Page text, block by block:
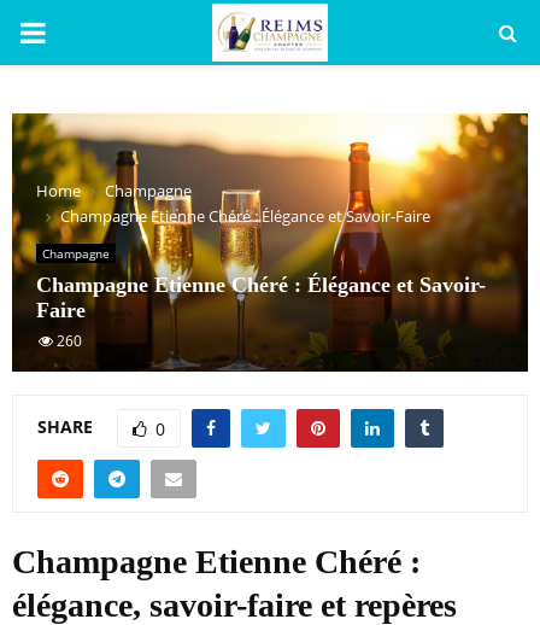
PRIMARY
Home
Champagne
Champagne Etienne Chéré : Élégance et Savoir-Faire
Champagne
Champagne Etienne Chéré : Élégance et Savoir-
Faire
260
SHARE 0
Champagne Etienne Chéré :
élégance, savoir-faire et repères